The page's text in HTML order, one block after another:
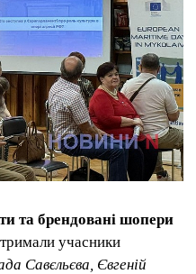
та брендовані шопери
учасники
Савєльєва, Євгеній